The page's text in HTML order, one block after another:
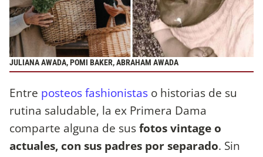
JULIANA AWADA, POMI BAKER, ABRAHAM AWADA
Entre posteos fashionistas o historias de su
rutina saludable, la ex Primera Dama
comparte alguna de susfotos vintage o
actuales, con sus padres por separado. Sin